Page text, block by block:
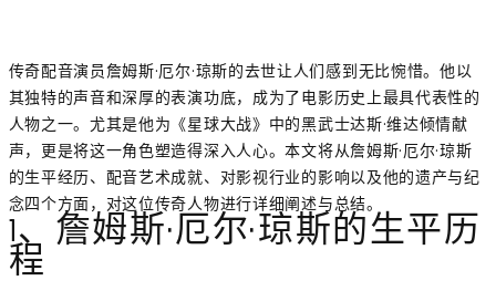
传奇配音演员詹姆斯·厄尔·琼斯的去世让人们感到无比惋惜。他以
其独特的声音和深厚的表演功底，成为了电影历史上最具代表性的
人物之一。尤其是他为《星球大战》中的黑武士达斯·维达倾情献
声，更是将这一角色塑造得深入人心。本文将从詹姆斯·厄尔·琼斯
的生平经历、配音艺术成就、对影视行业的影响以及他的遗产与纪
念四个方面，对这位传奇人物进行详细阐述与总结。
1、詹姆斯·厄尔·琼斯的生平历
程